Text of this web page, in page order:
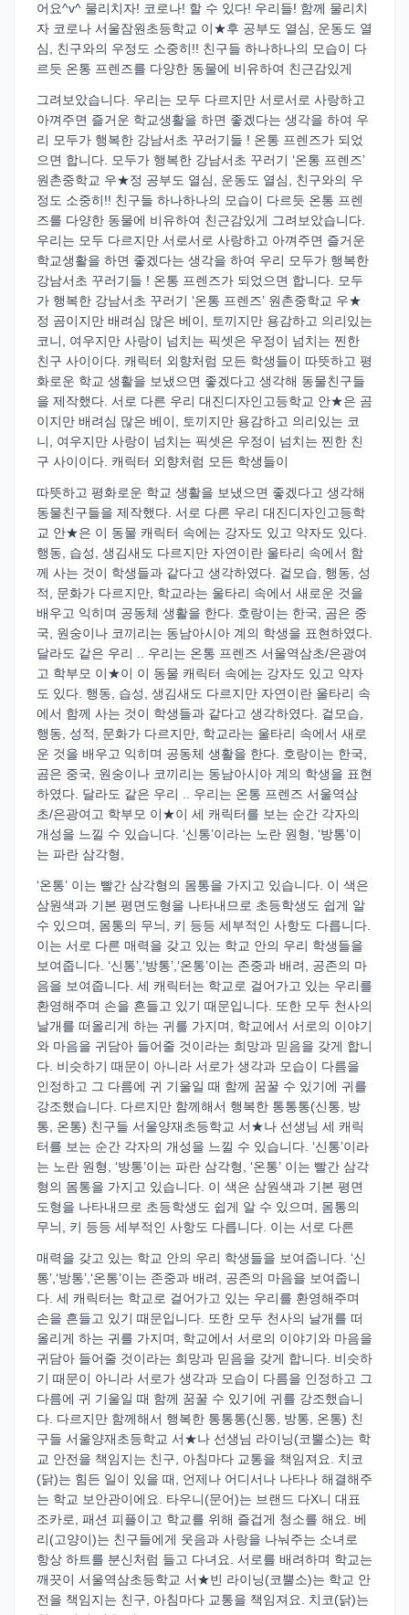
어요^v^ 물리치자! 코로나! 할 수 있다! 우리들! 함께 물리치
자 코로나 서울잠원초등학교 이★후 공부도 열심, 운동도 열
심, 친구와의 우정도 소중히!! 친구들 하나하나의 모습이 다
르듯 온통 프렌즈를 다양한 동물에 비유하여 친근감있게
그려보았습니다. 우리는 모두 다르지만 서로서로 사랑하고
아껴주면 즐거운 학교생활을 하면 좋겠다는 생각을 하여 우
리 모두가 행복한 강남서초 꾸러기들 ! 온통 프렌즈가 되었
으면 합니다. 모두가 행복한 강남서초 꾸러기 ‘온통 프렌즈’
원촌중학교 우★정 공부도 열심, 운동도 열심, 친구와의 우
정도 소중히!! 친구들 하나하나의 모습이 다르듯 온통 프렌
즈를 다양한 동물에 비유하여 친근감있게 그려보았습니다.
우리는 모두 다르지만 서로서로 사랑하고 아껴주면 즐거운
학교생활을 하면 좋겠다는 생각을 하여 우리 모두가 행복한
강남서초 꾸러기들 ! 온통 프렌즈가 되었으면 합니다. 모두
가 행복한 강남서초 꾸러기 ‘온통 프렌즈’ 원촌중학교 우★
정 곰이지만 배려심 많은 베이, 토끼지만 용감하고 의리있는
코니, 여우지만 사랑이 넘치는 픽셋은 우정이 넘치는 찐한
친구 사이이다. 캐릭터 외향처럼 모든 학생들이 따뜻하고 평
화로운 학교 생활을 보냈으면 좋겠다고 생각해 동물친구들
을 제작했다. 서로 다른 우리 대진디자인고등학교 안★은 곰
이지만 배려심 많은 베이, 토끼지만 용감하고 의리있는 코
니, 여우지만 사랑이 넘치는 픽셋은 우정이 넘치는 찐한 친
구 사이이다. 캐릭터 외향처럼 모든 학생들이
따뜻하고 평화로운 학교 생활을 보냈으면 좋겠다고 생각해
동물친구들을 제작했다. 서로 다른 우리 대진디자인고등학
교 안★은 이 동물 캐릭터 속에는 강자도 있고 약자도 있다.
행동, 습성, 생김새도 다르지만 자연이란 울타리 속에서 함
께 사는 것이 학생들과 같다고 생각하였다. 겉모습, 행동, 성
적, 문화가 다르지만, 학교라는 울타리 속에서 새로운 것을
배우고 익히며 공동체 생활을 한다. 호랑이는 한국, 곰은 중
국, 원숭이나 코끼리는 동남아시아 계의 학생을 표현하였다.
달라도 같은 우리 .. 우리는 온통 프렌즈 서울역삼초/은광여
고 학부모 이★이 이 동물 캐릭터 속에는 강자도 있고 약자
도 있다. 행동, 습성, 생김새도 다르지만 자연이란 울타리 속
에서 함께 사는 것이 학생들과 같다고 생각하였다. 겉모습,
행동, 성적, 문화가 다르지만, 학교라는 울타리 속에서 새로
운 것을 배우고 익히며 공동체 생활을 한다. 호랑이는 한국,
곰은 중국, 원숭이나 코끼리는 동남아시아 계의 학생을 표현
하였다. 달라도 같은 우리 .. 우리는 온통 프렌즈 서울역삼
초/은광여고 학부모 이★이 세 캐릭터를 보는 순간 각자의
개성을 느낄 수 있습니다. ‘신통’이라는 노란 원형, ‘방통’이
는 파란 삼각형,
‘온통’ 이는 빨간 삼각형의 몸통을 가지고 있습니다. 이 색은
삼원색과 기본 평면도형을 나타내므로 초등학생도 쉽게 알
수 있으며, 몸통의 무늬, 키 등등 세부적인 사항도 다릅니다.
이는 서로 다른 매력을 갖고 있는 학교 안의 우리 학생들을
보여줍니다. ‘신통’,‘방통’,‘온통’이는 존중과 배려, 공존의 마
음을 보여줍니다. 세 캐릭터는 학교로 걸어가고 있는 우리를
환영해주며 손을 흔들고 있기 때문입니다. 또한 모두 천사의
날개를 떠올리게 하는 귀를 가지며, 학교에서 서로의 이야기
와 마음을 귀담아 들어줄 것이라는 희망과 믿음을 갖게 합니
다. 비슷하기 때문이 아니라 서로가 생각과 모습이 다름을
인정하고 그 다름에 귀 기울일 때 함께 꿈꿀 수 있기에 귀를
강조했습니다. 다르지만 함께해서 행복한 통통통(신통, 방
통, 온통) 친구들 서울양재초등학교 서★나 선생님 세 캐릭
터를 보는 순간 각자의 개성을 느낄 수 있습니다. ‘신통’이라
는 노란 원형, ‘방통’이는 파란 삼각형, ‘온통’ 이는 빨간 삼각
형의 몸통을 가지고 있습니다. 이 색은 삼원색과 기본 평면
도형을 나타내므로 초등학생도 쉽게 알 수 있으며, 몸통의
무늬, 키 등등 세부적인 사항도 다릅니다. 이는 서로 다른
매력을 갖고 있는 학교 안의 우리 학생들을 보여줍니다. ‘신
통’,‘방통’,‘온통’이는 존중과 배려, 공존의 마음을 보여줍니
다. 세 캐릭터는 학교로 걸어가고 있는 우리를 환영해주며
손을 흔들고 있기 때문입니다. 또한 모두 천사의 날개를 떠
올리게 하는 귀를 가지며, 학교에서 서로의 이야기와 마음을
귀담아 들어줄 것이라는 희망과 믿음을 갖게 합니다. 비슷하
기 때문이 아니라 서로가 생각과 모습이 다름을 인정하고 그
다름에 귀 기울일 때 함께 꿈꿀 수 있기에 귀를 강조했습니
다. 다르지만 함께해서 행복한 통통통(신통, 방통, 온통) 친
구들 서울양재초등학교 서★나 선생님 라이닝(코뿔소)는 학
교 안전을 책임지는 친구, 아침마다 교통을 책임져요. 치코
(닭)는 힘든 일이 있을 때, 언제나 어디서나 나타나 해결해주
는 학교 보안관이에요. 타우니(문어)는 브랜드 다X니 대표
조카로, 패션 피플이고 학교를 위해 즐겁게 청소를 해요. 베
리(고양이)는 친구들에게 웃음과 사랑을 나눠주는 소녀로
항상 하트를 분신처럼 들고 다녀요. 서로를 배려하며 학교는
깨끗이 서울역삼초등학교 서★빈 라이닝(코뿔소)는 학교 안
전을 책임지는 친구, 아침마다 교통을 책임져요. 치코(닭)는